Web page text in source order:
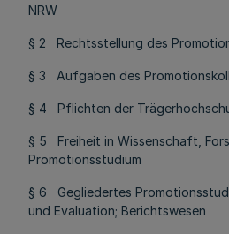
NRW
§ 2 Rechtsstellung des
§ 3 Aufgaben des
§ 4 Pflichten der
§ 5 Freiheit in Wissenschaft,
Promotionsstudium
§ 6 Gegliedertes
und Evaluation; Berichtswesen